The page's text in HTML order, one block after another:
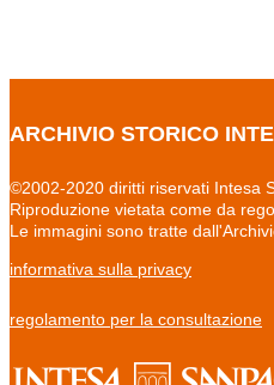
ARCHIVIO STORICO
©2002-2020 diritti riservati Intesa
Riproduzione vietata come da
Le immagini sono tratte
informativa sulla privacy
regolamento per la consultazione